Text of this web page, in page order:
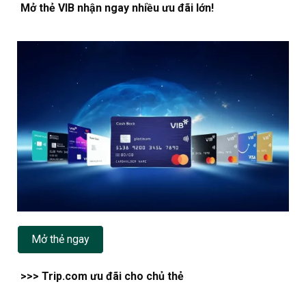
Mở thẻ VIB nhận ngay nhiều ưu đãi lớn!
Mở thẻ ngay
>>> Trip.com ưu đãi cho chủ thẻ